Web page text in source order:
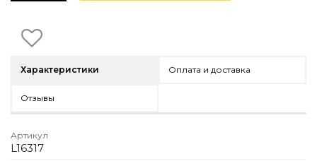
Фитнес и wellness-оборудование
INTERRA — Soft Modern
Все коллекции мебели
Характеристики Оплата и доставка
Отзывы
Артикул
L16317